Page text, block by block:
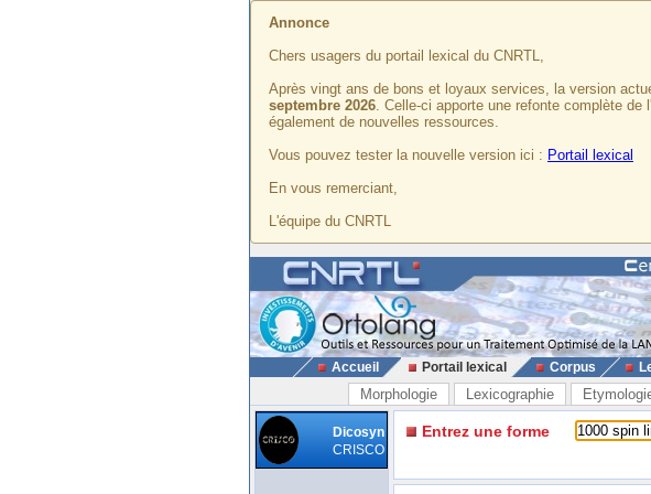
Annonce
Chers usagers du portail lexical du CNRTL,
Après vingt ans de bons et loyaux services, la version
septembre 2026. Celle-ci apporte une refonte complète
également de nouvelles ressources.
Vous pouvez tester la nouvelle version ici : Portail lexical
En vous remerciant,
L'équipe du CNRTL
Accueil Portail lexical Corpus
Morphologie Lexicographie
Dicosyn
CRISCO
Entrez une forme